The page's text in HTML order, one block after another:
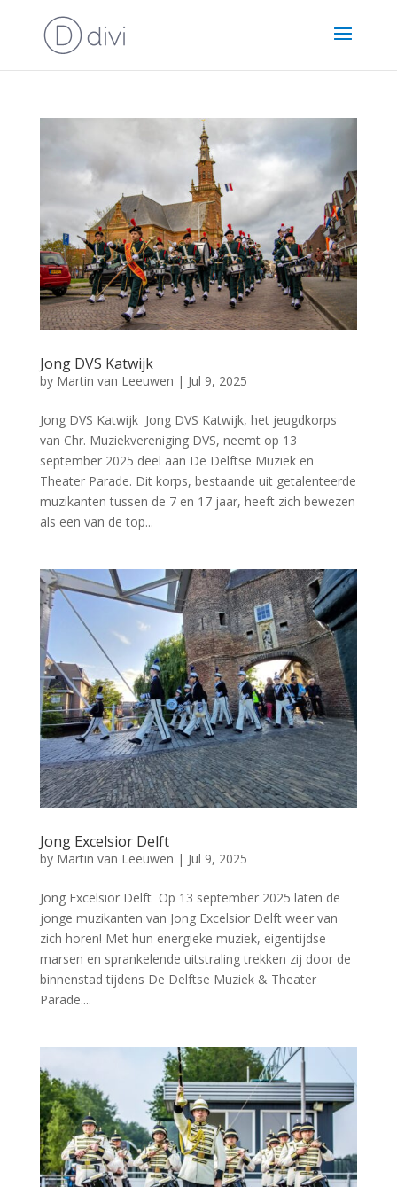
Jong DVS Katwijk
by Martin van Leeuwen | Jul 9, 2025
Jong DVS Katwijk Jong DVS Katwijk, het jeugdkorps
van Chr. Muziekvereniging DVS, neemt op 13
september 2025 deel aan De Delftse Muziek en
Theater Parade. Dit korps, bestaande uit getalenteerde
muzikanten tussen de 7 en 17 jaar, heeft zich bewezen
als een van de top...
Jong Excelsior Delft
by Martin van Leeuwen | Jul 9, 2025
Jong Excelsior Delft Op 13 september 2025 laten de
jonge muzikanten van Jong Excelsior Delft weer van
zich horen! Met hun energieke muziek, eigentijdse
marsen en sprankelende uitstraling trekken zij door de
binnenstad tijdens De Delftse Muziek & Theater
Parade....